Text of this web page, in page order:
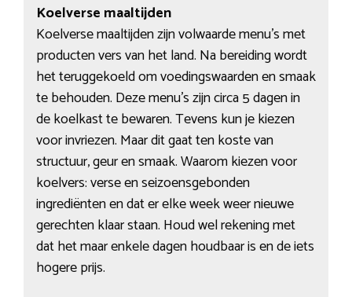
Koelverse maaltijden
Koelverse maaltijden zijn volwaarde menu’s met
producten vers van het land. Na bereiding wordt
het teruggekoeld om voedingswaarden en smaak
te behouden. Deze menu’s zijn circa 5 dagen in
de koelkast te bewaren. Tevens kun je kiezen
voor invriezen. Maar dit gaat ten koste van
structuur, geur en smaak. Waarom kiezen voor
koelvers: verse en seizoensgebonden
ingrediënten en dat er elke week weer nieuwe
gerechten klaar staan. Houd wel rekening met
dat het maar enkele dagen houdbaar is en de iets
hogere prijs.